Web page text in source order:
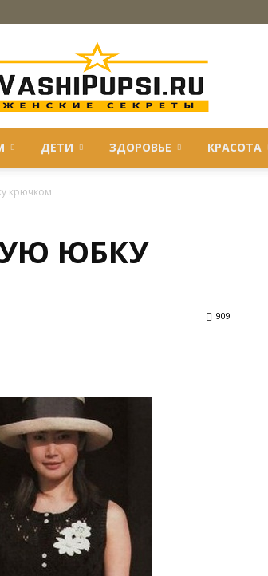
—
ДЕТИ ЗДОРОВЬЕ КРАСОТА
крючком
ЮБКУ
909